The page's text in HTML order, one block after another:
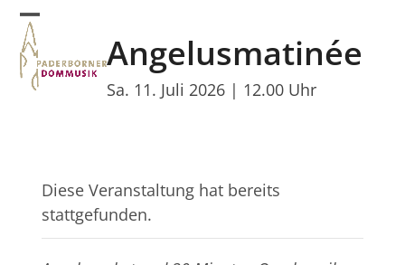
Skip
content
Open
mobile
menu
Close
mobile
menu
Angelusmatinée
Sa. 11. Juli 2026 | 12.00 Uhr
Diese Veranstaltung hat bereits
stattgefunden.